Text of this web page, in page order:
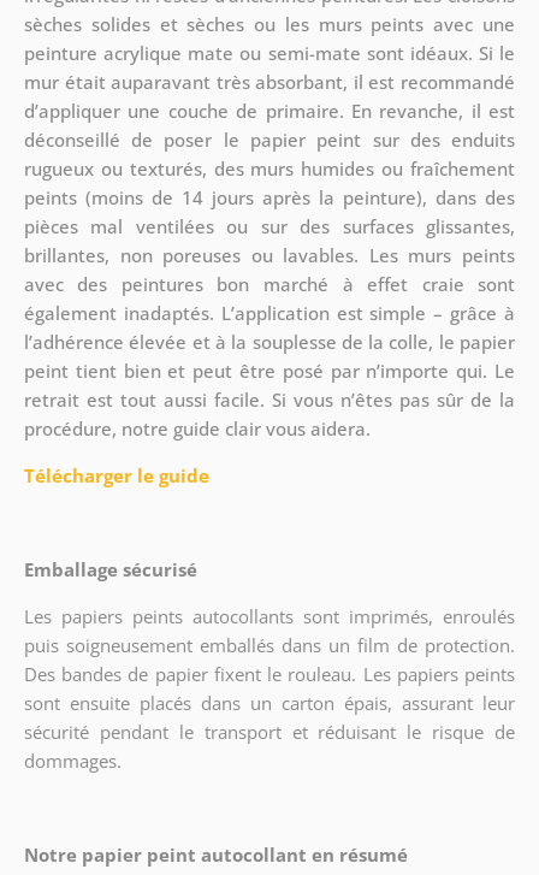
sèches solides et sèches ou les murs peints avec une
peinture acrylique mate ou semi-mate sont idéaux. Si le
mur était auparavant très absorbant, il est recommandé
d’appliquer une couche de primaire. En revanche, il est
déconseillé de poser le papier peint sur des enduits
rugueux ou texturés, des murs humides ou fraîchement
peints (moins de 14 jours après la peinture), dans des
pièces mal ventilées ou sur des surfaces glissantes,
brillantes, non poreuses ou lavables. Les murs peints
avec des peintures bon marché à effet craie sont
également inadaptés. L’application est simple – grâce à
l’adhérence élevée et à la souplesse de la colle, le papier
peint tient bien et peut être posé par n’importe qui. Le
retrait est tout aussi facile. Si vous n’êtes pas sûr de la
procédure, notre guide clair vous aidera.
Télécharger le guide
Emballage sécurisé
Les papiers peints autocollants sont imprimés, enroulés
puis soigneusement emballés dans un film de protection.
Des bandes de papier fixent le rouleau. Les papiers peints
sont ensuite placés dans un carton épais, assurant leur
sécurité pendant le transport et réduisant le risque de
dommages.
Notre papier peint autocollant en résumé